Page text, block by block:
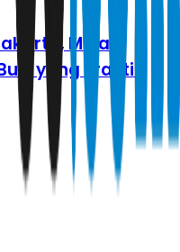
Mulai
yang Praktis